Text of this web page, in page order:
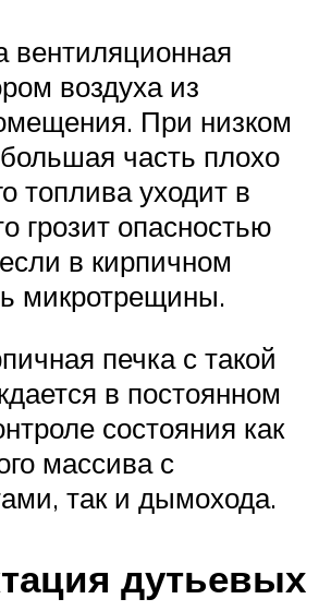
воздуха из
При низком
часть плохо
топлива уходит в
грозит опасностью
в кирпичном
микротрещины.
печка с такой
в постоянном
состояния как
массива с
так и дымохода.
дутьевых